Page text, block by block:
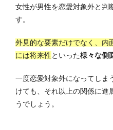
女性が男性を恋愛対象外と判
す。
外見的な要素だけでなく、内
には将来性といった様々な側
一度恋愛対象外になってしま
けても、それ以上の関係に進
うでしょう。